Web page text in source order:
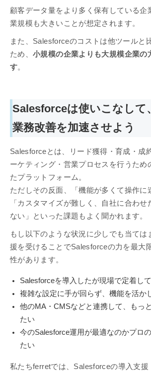
顧客データ量をより多く保有している企
業規模も大きいことが想定されます。
また、Salesforceのコストは他ツールと
ため、小規模の企業よりも大規模企業の
す。
Salesforceは使いこなして
業務改善を加速させよう
Salesforceとは、リード獲得・育成・成
ーケティング・営業プロセスを行うため
たプラットフォーム。
ただしその反面、「機能が多くて操作に
「カスタマイズが難しく、自社に合わせ
ない」といった課題もよく聞かれます。
もし以下のような状況に少しでも当ては
援を受けることでSalesforceの力を最大
性があります。
Salesforceを導入したが現場で定着し
複雑な設定に手が回らず、機能を活か
他のMA・CMSなどと連携して、もっ
たい
今のSalesforce運用が最適なのかプロ
たい
私たちferretでは、Salesforceの導入支援